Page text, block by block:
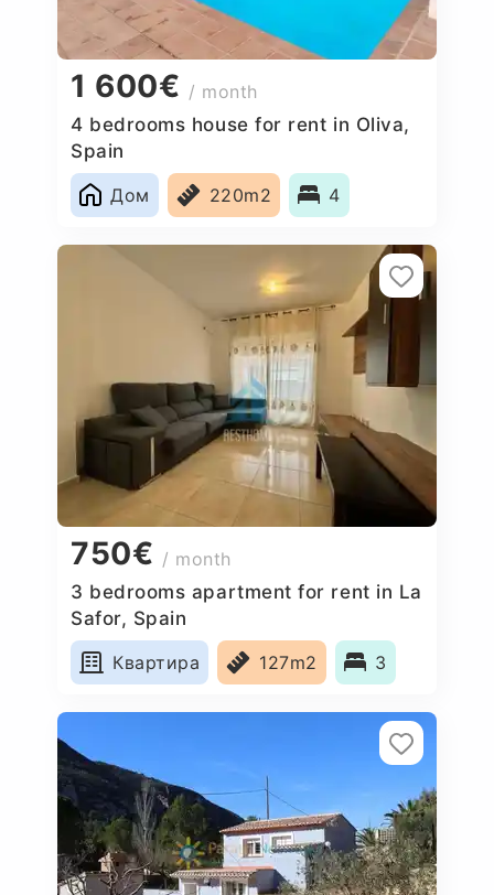
1 600€ / month
4 bedrooms house for rent in Oliva,
Spain
Дом
220m2 4
750€ / month
3 bedrooms apartment for rent in La
Safor, Spain
Квартира
127m2 3